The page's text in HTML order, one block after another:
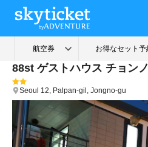
88st ゲストハウス チョンノ
Seoul 12, Palpan-gil, Jongno-gu